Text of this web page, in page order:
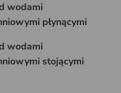
wodami
płynącymi
wodami
stojącymi